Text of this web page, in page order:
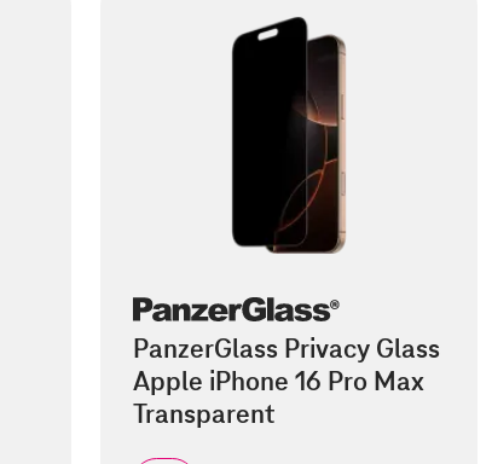
PanzerGlass Privacy Glass
Apple iPhone 16 Pro Max
Transparent